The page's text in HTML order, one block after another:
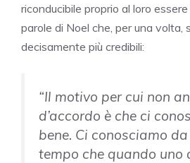
riconducibile proprio al loro
parole di Noel che, per una volta,
decisamente più credibili:
“Il motivo per cui non
d’accordo è che ci
bene. Ci conosciamo
tempo che quando uno